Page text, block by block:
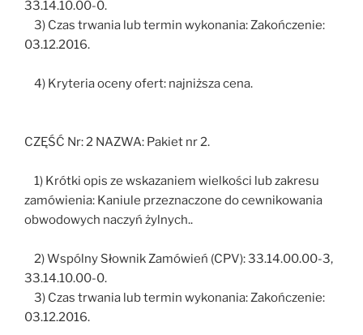
33.14.10.00-0.
3) Czas trwania lub termin wykonania: Zakończenie:
03.12.2016.
4) Kryteria oceny ofert: najniższa cena.
CZĘŚĆ Nr: 2 NAZWA: Pakiet nr 2.
1) Krótki opis ze wskazaniem wielkości lub zakresu
zamówienia: Kaniule przeznaczone do cewnikowania
obwodowych naczyń żylnych..
2) Wspólny Słownik Zamówień (CPV): 33.14.00.00-3,
33.14.10.00-0.
3) Czas trwania lub termin wykonania: Zakończenie:
03.12.2016.